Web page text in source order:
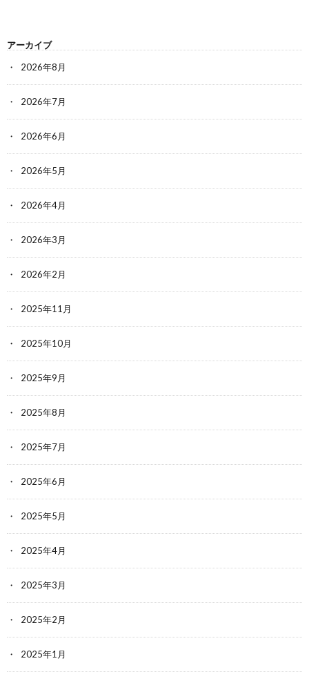
アーカイブ
2026年8月
2026年7月
2026年6月
2026年5月
2026年4月
2026年3月
2026年2月
2025年11月
2025年10月
2025年9月
2025年8月
2025年7月
2025年6月
2025年5月
2025年4月
2025年3月
2025年2月
2025年1月